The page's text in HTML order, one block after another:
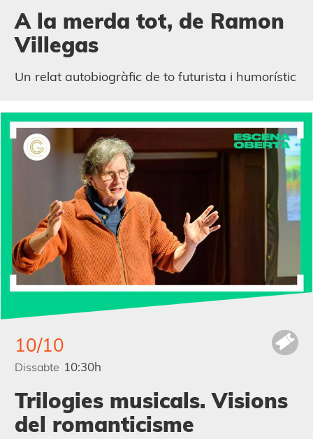
A la merda tot, de Ramon
Villegas
Un relat autobiogràfic de to futurista i humorístic
10/10
Dissabte 10:30h
Trilogies musicals. Visions
del romanticisme